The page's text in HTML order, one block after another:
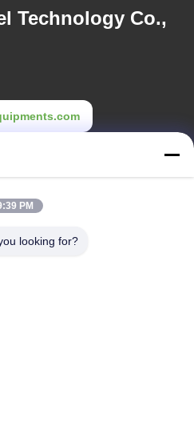
9,000 파운드의 전문 오토 워크샵용 무거운 직무 갱트리 자동차 엘리베이터
T240M 첨단 승강기 기술을 갖춘 두 개의 기둥으로 된 갱트리 자동차 승강장치
Technology Co.,
PM
looking for?